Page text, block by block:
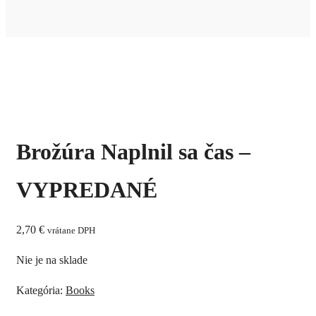
Brožúra Naplnil sa čas –
VYPREDANÉ
2,70 € vrátane DPH
Nie je na sklade
Kategória: Books